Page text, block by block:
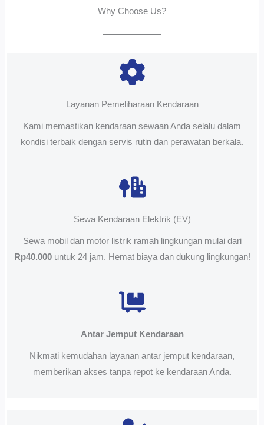
Why Choose Us?
Layanan Pemeliharaan Kendaraan
Kami memastikan kendaraan sewaan Anda selalu dalam
kondisi terbaik dengan servis rutin dan perawatan berkala.
Sewa Kendaraan Elektrik (EV)
Sewa mobil dan motor listrik ramah lingkungan mulai dari
Rp40.000untuk 24 jam. Hemat biaya dan dukung lingkungan!
Antar Jemput Kendaraan
Nikmati kemudahan layanan antar jemput kendaraan,
memberikan akses tanpa repot ke kendaraan Anda.